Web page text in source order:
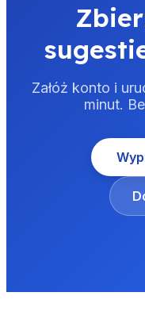
Załóż konto i
minut.